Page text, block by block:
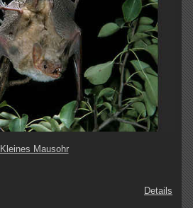
Kleines Mausohr
Details